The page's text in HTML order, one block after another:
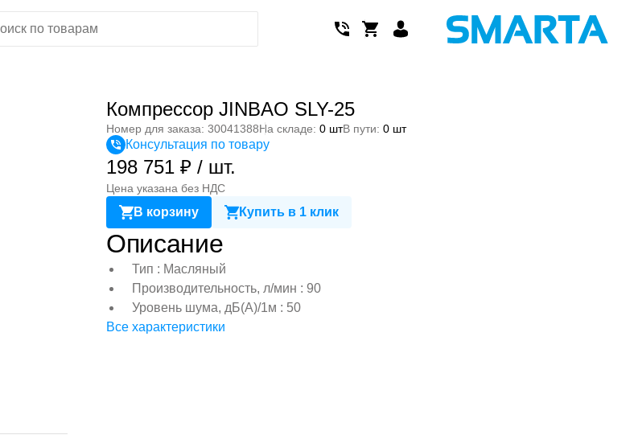
Компрессор JINBAO SLY-25
Номер для заказа: 30041388На складе: 0 штВ пути: 0 шт
Консультация по товару
198 751 ₽ / шт.
Цена указана без НДС
В корзину Купить в 1 клик
Описание
Тип : Масляный
Производительность, л/мин : 90
Уровень шума, дБ(А)/1м : 50
Все характеристики